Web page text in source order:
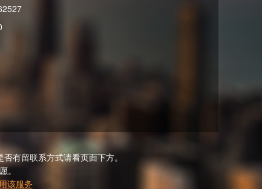
有留联系方式请看页面下方。
。
该服务